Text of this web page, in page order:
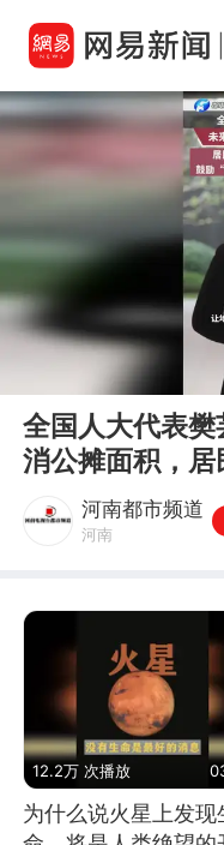
全国人大代表
消公摊面积，
河南都市频道
河南
12.2万 次播放
为什么说火星上发现